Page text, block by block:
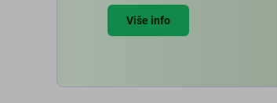
Više info